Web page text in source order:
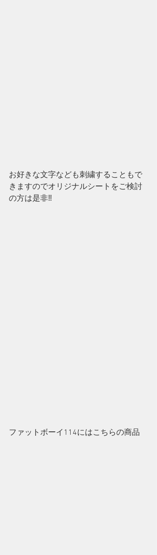
お好きな文字なども刺繍することもで
きますのでオリジナルシートをご検討
の方は是非‼
ファットボーイ114にはこちらの商品